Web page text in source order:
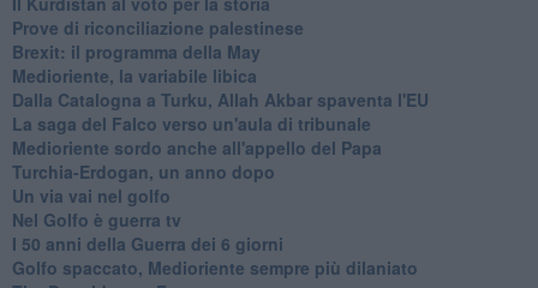
Prove di riconciliazione palestinese
Brexit: il programma della May
Medioriente, la variabile libica
Dalla Catalogna a Turku, Allah Akbar spaventa l'EU
La saga del Falco verso un'aula di tribunale
Medioriente sordo anche all'appello del Papa
Turchia-Erdogan, un anno dopo
Un via vai nel golfo
Nel Golfo è guerra tv
I 50 anni della Guerra dei 6 giorni
Golfo spaccato, Medioriente sempre più dilaniato